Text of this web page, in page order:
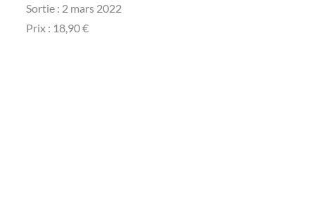
Sortie : 2 mars 2022
Prix : 18,90 €